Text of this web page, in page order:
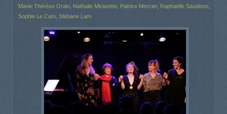
Marie-Thérèse Orain Nathalie Miravette Patrice Mercier, Raphaëlle Saudinos
Sophie Le Cam Stébane Lam